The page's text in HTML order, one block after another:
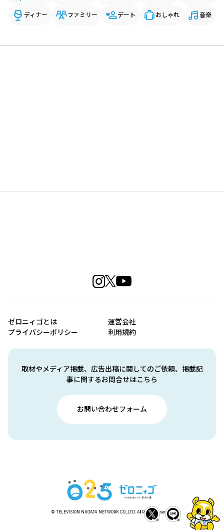
ディナー ファミリー デート おしゃれ 音楽
取材やメディア掲載、広告出稿に関してのご依頼、掲載記
事に関するお問合せはこちら
お問い合わせフォーム
ゼロニィゴとは
運営会社
プライバシーポリシー
利用規約
© TELEVISION NIIGATA NETWORK CO.,LTD. All Rights Reserved